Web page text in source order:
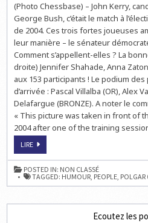
(Photo Chessbase) – John Kerry,
George Bush, c’était le match à
de 2004. Ces trois fortes joueuses
leur manière – le sénateur
Comment s’appellent-elles ? La
droite) Jennifer Shahade, Anna
aux 153 participants ! Le podium
d’arrivée : Pascal Villalba (OR), Alex
Delafargue (BRONZE). A noter le
« This picture was taken in front of
2004 after one of the training
LIRELA
À
LA
QUESTION
PEOPLE
DU
POSTED IN: NON CLASSÉ
TAGGED: HUMOUR, PEOPLE, POLGAR
Ecoutez les